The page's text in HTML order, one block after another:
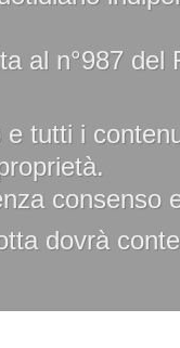
al n°987
tutti i
consenso
dovrà